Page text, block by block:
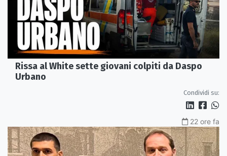
Rissa al White sette giovani colpiti da Daspo
Urbano
Condividi su:
22 ore fa